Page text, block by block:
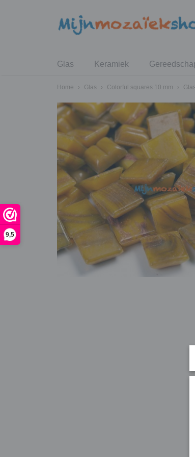
9,5
Glas Keramiek
Home › Glas › Colorful squares 10 mm ›